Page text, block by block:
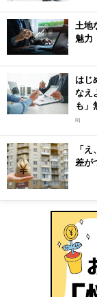
土地
魅力
はじ
なえ
も」
R]
「
差が